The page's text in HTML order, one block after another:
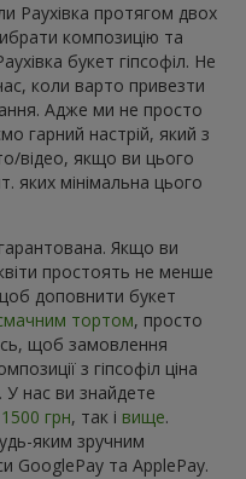
Раухівка протягом двох
композицію та
букет гіпсофіл. Не
коли варто привезти
Адже ми не просто
гарний настрій, який з
відео, якщо ви цього
яких мінімальна цього
Якщо ви
простоять не менше
доповнити букет
тортом, просто
щоб замовлення
з гіпсофіл ціна
У нас ви знайдете
грн, так і вище.
яким зручним
GooglePay та ApplePay.